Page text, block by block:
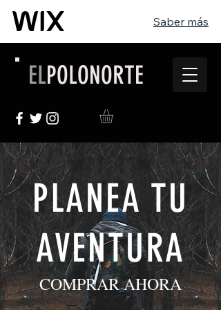
Saber más